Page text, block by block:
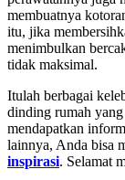
membuatnya
itu, jika
menimbulkan
tidak maksimal.
Itulah berbagai
dinding rumah
mendapatkan
lainnya, Anda bisa
inspirasi. Selamat